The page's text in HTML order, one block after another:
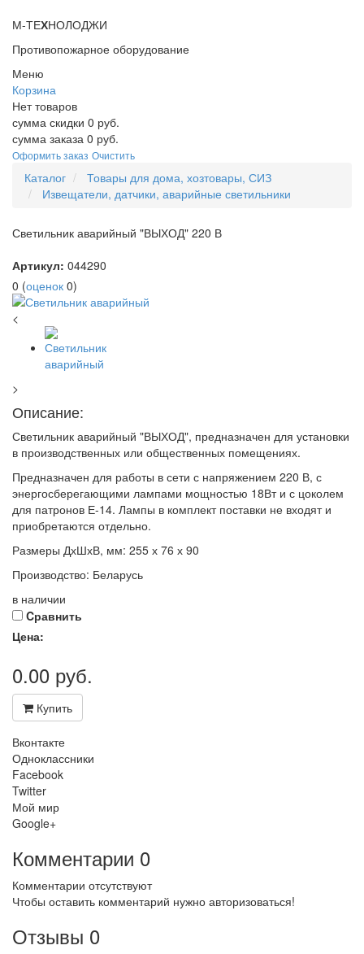
М-ТЕХНОЛОДЖИ
Противопожарное оборудование
Меню
Корзина
Нет товаров
сумма скидки 0 руб.
сумма заказа 0 руб.
Оформить заказ Очистить
Каталог
Товары для дома, хозтовары, СИЗ
Извещатели, датчики, аварийные светильники
Светильник аварийный "ВЫХОД" 220 В
Артикул: 044290
0 (оценок 0)
<
>
Описание:
Светильник аварийный "ВЫХОД", предназначен для установки
в производственных или общественных помещениях.
Предназначен для работы в сети с напряжением 220 В, с
энергосберегающими лампами мощностью 18Вт и с цоколем
для патронов Е-14. Лампы в комплект поставки не входят и
приобретаются отдельно.
Размеры ДхШхВ, мм: 255 х 76 х 90
Производство: Беларусь
в наличии
Cравнить
Цена:
0.00 руб.
Купить
Вконтакте
Одноклассники
Facebook
Twitter
Мой мир
Google+
Комментарии 0
Комментарии отсутствуют
Чтобы оставить комментарий нужно авторизоваться!
Отзывы 0